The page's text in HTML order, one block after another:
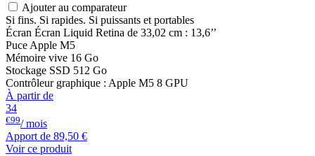
Ajouter au comparateur
Si fins. Si rapides. Si puissants et portables
Écran Écran Liquid Retina de 33,02 cm : 13,6’’
Puce Apple M5
Mémoire vive 16 Go
Stockage SSD 512 Go
Contrôleur graphique : Apple M5 8 GPU
À partir de
34
€99/ mois
Apport de 89,50 €
Voir ce produit